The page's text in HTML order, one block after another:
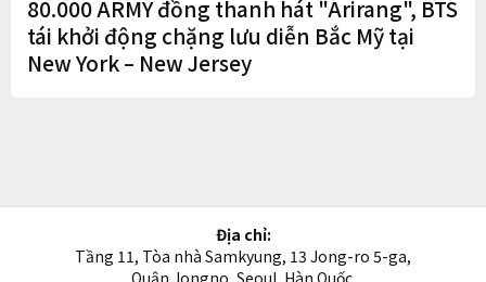
80.000 ARMY đồng thanh hát "Arirang", BTS
tái khởi động chặng lưu diễn Bắc Mỹ tại
New York – New Jersey
Địa chỉ:
Tầng 11, Tòa nhà Samkyung, 13 Jong-ro 5-ga,
Quận Jongno, Seoul, Hàn Quốc.